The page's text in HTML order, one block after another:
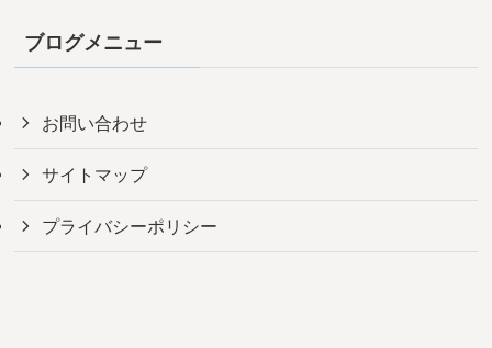
ブログメニュー
お問い合わせ
サイトマップ
プライバシーポリシー